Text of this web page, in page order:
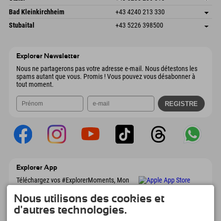
Autriche
Réservation
Gscheat 14
6441 Umhausen
Autriche
Enregistrer l'adresse
Informations d'arrivée
Réservation
Bad Kleinkirchheim +43 4240 213 330
Dorfstraße 24
Enregistrer l'adresse
Stubaital +43 5226 398500
Explorer Newsletter
Nous ne partagerons pas votre adresse e-mail. Nous détestons les
spams autant que vous. Promis ! Vous pouvez vous désabonner à
tout moment.
Explorer App
Téléchargez vos #ExplorerMoments, Mon
réservations, liste de choses à faire, aperçu
des restaurants et bien plus encore.
Téléchargez-le maintenant !
Nous utilisons des cookies et
d'autres technologies.